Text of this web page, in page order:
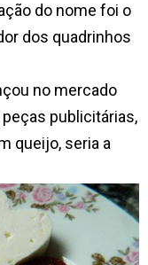
do nome foi o
dos quadrinhos
no mercado
publicitárias,
queijo, seria a